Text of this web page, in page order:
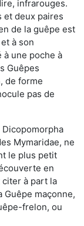
infrarouges.
et deux paires
de la guêpe est
à son
une poche à
Guêpes
de forme
pas de
Mymaridae, ne
le plus petit
en
citer à part la
Guêpe maçonne,
frelon, ou